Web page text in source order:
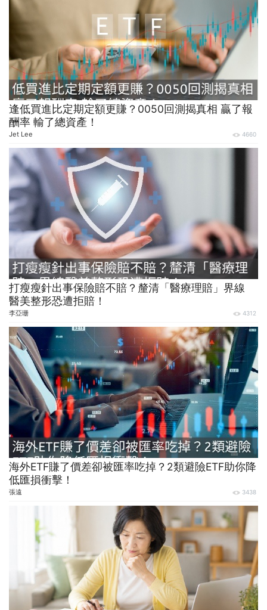
逢低買進比定期定額更賺？0050回測揭真相 贏了報
酬率 輸了總資產！
Jet Lee 4660
打瘦瘦針出事保險賠不賠？釐清「醫療理賠」界線
醫美整形恐遭拒賠！
李亞珊 4312
海外ETF賺了價差卻被匯率吃掉？2類避險ETF助你降
低匯損衝擊！
張遠 3438